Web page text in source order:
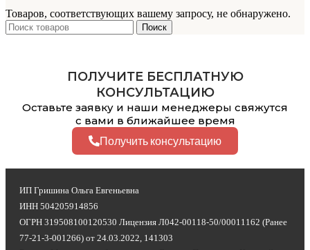
Товаров, соответствующих вашему запросу, не обнаружено.
Поиск
ПОЛУЧИТЕ БЕСПЛАТНУЮ
КОНСУЛЬТАЦИЮ
Оставьте заявку и наши менеджеры свяжутся
с вами в ближайшее время
Получить консультацию
ИП Гришина Ольга Евгеньевна
ИНН 504205914856
ОГРН 319508100120530 Лицензия Л042-00118-50/00011162 (Ранее
77-21-3-001266) от 24.03.2022, 141303